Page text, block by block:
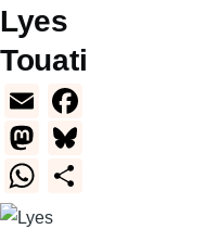
Lyes
Touati
E
m
ail
M
a
st
W
h